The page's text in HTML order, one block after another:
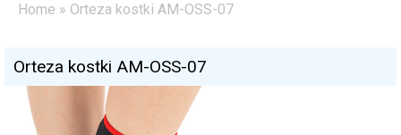
Home » Orteza kostki AM-OSS-07
Orteza kostki AM-OSS-07